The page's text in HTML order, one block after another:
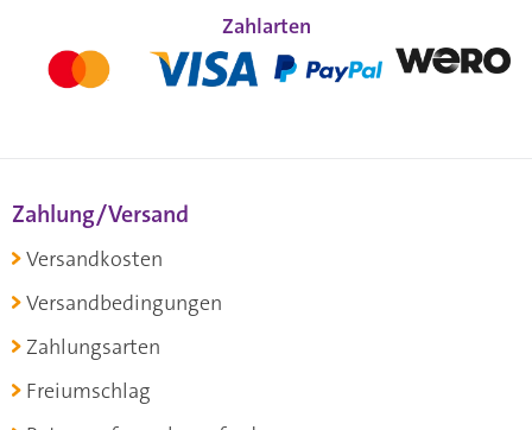
Zahlarten
Zahlung/Versand
Versandkosten
Versandbedingungen
Zahlungsarten
Freiumschlag